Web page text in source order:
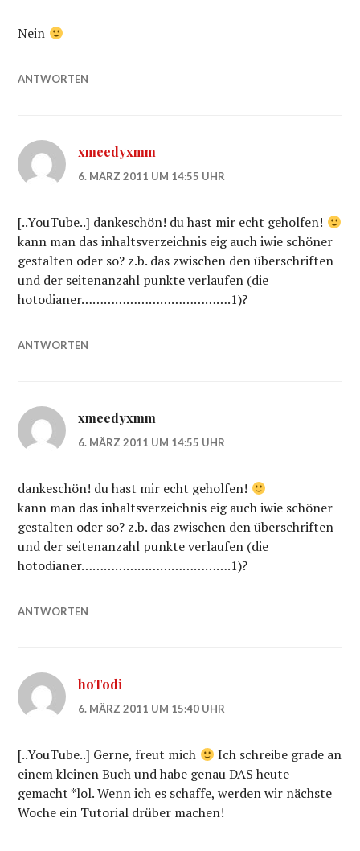
Nein
ANTWORTEN
xmeedyxmm
6. MÄRZ 2011 UM 14:55 UHR
[..YouTube..] dankeschön! du hast mir echt geholfen!
kann man das inhaltsverzeichnis eig auch iwie schöner
gestalten oder so? z.b. das zwischen den überschriften
und der seitenanzahl punkte verlaufen (die
hotodianer………………………………….1)?
ANTWORTEN
xmeedyxmm
6. MÄRZ 2011 UM 14:55 UHR
dankeschön! du hast mir echt geholfen!
kann man das inhaltsverzeichnis eig auch iwie schöner
gestalten oder so? z.b. das zwischen den überschriften
und der seitenanzahl punkte verlaufen (die
hotodianer………………………………….1)?
ANTWORTEN
hoTodi
6. MÄRZ 2011 UM 15:40 UHR
[..YouTube..] Gerne, freut mich
Ich schreibe grade an
einem kleinen Buch und habe genau DAS heute
gemacht *lol. Wenn ich es schaffe, werden wir nächste
Woche ein Tutorial drüber machen!